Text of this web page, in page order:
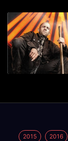
2015 2016